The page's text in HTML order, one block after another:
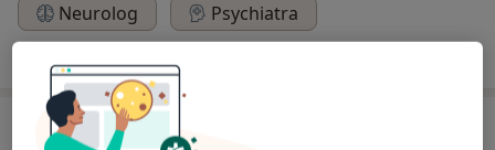
Neurolog
Psychiatra
Szukaj innej specjalizacji
O nas